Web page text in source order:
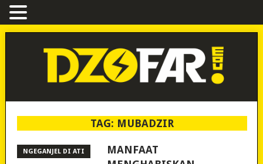
TAG: MUBADZIR
NGEGANJEL DI ATI
MANFAAT